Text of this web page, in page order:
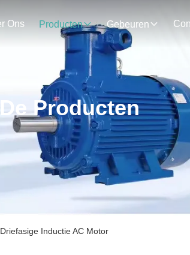
Ons Producten Gebeuren
Producten
Inductie AC Motor